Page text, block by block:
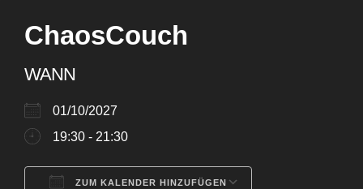
ChaosCouch
WANN
01/10/2027
19:30 - 21:30
ZUM KALENDER HINZUFÜGEN